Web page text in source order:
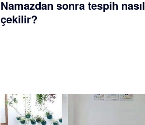
Namazdan sonra tespih nasıl
çekilir?